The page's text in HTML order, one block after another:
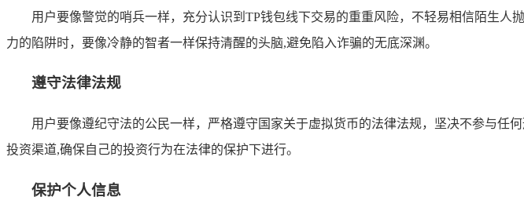
用户要像警觉的哨兵一样，充分认识到TP钱包线下交易的重重风险，不轻易相信陌生
力的陷阱时，要像冷静的智者一样保持清醒的头脑,避免陷入诈骗的无底深渊。
遵守法律法规
用户要像遵纪守法的公民一样，严格遵守国家关于虚拟货币的法律法规，坚决不参与任
投资渠道,确保自己的投资行为在法律的保护下进行。
保护个人信息